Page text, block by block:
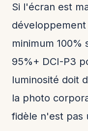
Si l'écran est
minimum 100%
95%+ DCI-P3
luminosité doit
la photo
fidèle n'est pas